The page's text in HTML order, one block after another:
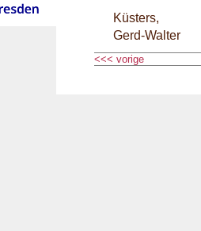
Küsters,
Gerd-Walter
<<< vorige